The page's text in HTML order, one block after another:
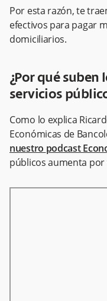
Por esta razón, te
efectivos para pagar
domiciliarios.
¿Por qué suben
servicios
Como lo explica
Económicas de
nuestro podcast
públicos aumenta por